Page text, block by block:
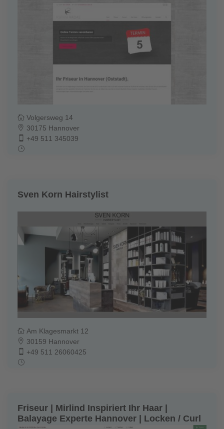
Volgersweg 14
30175 Hannover
+49 511 345039
Sven Korn Hairstylist
Am Klagesmarkt 12
30159 Hannover
+49 511 26060425
Friseur | Mirlind Inspiriert Ihr Haar |
Balayage Experte Hannover | Locken / Curl